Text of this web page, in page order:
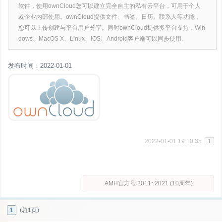
软件，使用ownCloud您可以建立完全自主的私有云平台，可用于个人
或企业内部使用。ownCloud提供文件、书签、日历、联系人等功能，
您可以上传创建与平台用户分享。同时ownCloud提供多平台支持，Win
dows、MacOS X、Linux、iOS、Android客户端可以同步使用。
发布时间：2022-01-01
2022-01-01 19:10:35 1
AMH官方号 2011~2021 (10周年)
1 (总1页)